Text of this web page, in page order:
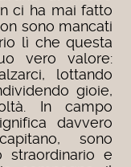
ci ha mai fatto
sono mancati
lì che questa
vero valore:
lottando
gioie,
In campo
davvero
sono
straordinario e